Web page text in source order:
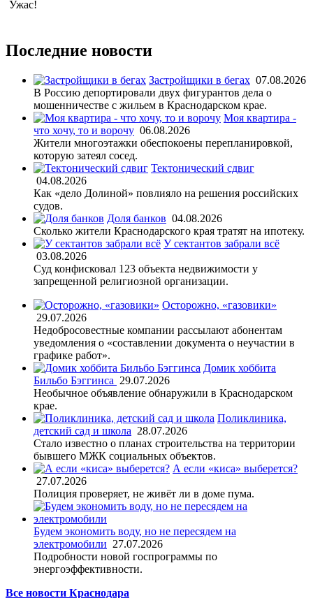
Ужас!
Последние новости
Застройщики в бегах 07.08.2026
В Россию депортировали двух фигурантов дела о
мошенничестве с жильем в Краснодарском крае.
Моя квартира -
что хочу, то и ворочу 06.08.2026
Жители многоэтажки обеспокоены перепланировкой,
которую затеял сосед.
Тектонический сдвиг
04.08.2026
Как «дело Долиной» повлияло на решения российских
судов.
Доля банков 04.08.2026
Сколько жители Краснодарского края тратят на ипотеку.
У сектантов забрали всё
03.08.2026
Суд конфисковал 123 объекта недвижимости у
запрещенной религиозной организации.
Осторожно, «газовики»
29.07.2026
Недобросовестные компании рассылают абонентам
уведомления о «составлении документа о неучастии в
графике работ».
Домик хоббита
Бильбо Бэггинса 29.07.2026
Необычное объявление обнаружили в Краснодарском
крае.
Поликлиника,
детский сад и школа 28.07.2026
Стало известно о планах строительства на территории
бывшего МЖК социальных объектов.
А если «киса» выберется?
27.07.2026
Полиция проверяет, не живёт ли в доме пума.
Будем экономить воду, но не пересядем на
электромобили 27.07.2026
Подробности новой госпрограммы по
энергоэффективности.
Все новости Краснодара